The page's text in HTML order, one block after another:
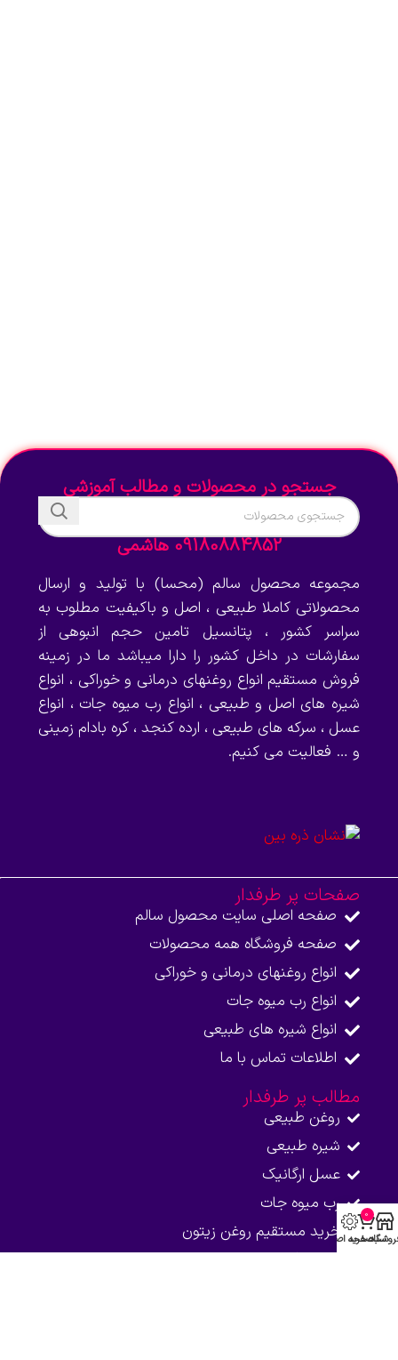
جستجو در محصولات و مطالب آموزشی
09180884852 هاشمی
مجموعه محصول سالم (محسا) با تولید و ارسال
محصولاتی کاملا طبیعی ، اصل و باکیفیت مطلوب به
سراسر کشور ، پتانسیل تامین حجم انبوهی از
سفارشات در داخل کشور را دارا میباشد ما در زمینه
فروش مستقیم انواع روغنهای درمانی و خوراکی ، انواع
شیره های اصل و طبیعی ، انواع رب میوه جات ، انواع
عسل ، سرکه های طبیعی ، ارده کنجد ، کره بادام زمینی
و … فعالیت می کنیم.
صفحات پر طرفدار
صفحه اصلی سایت محصول سالم
صفحه فروشگاه همه محصولات​
انواع روغنهای درمانی و خوراکی
انواع رب میوه جات
انواع شیره های طبیعی
اطلاعات تماس با ما​
مطالب پر طرفدار
روغن طبیعی
شیره طبیعی
عسل ارگانیک
رب میوه جات
خرید مستقیم روغن زیتون
شیره انگور محسا
0
سبد خرید
صفحه اصلی